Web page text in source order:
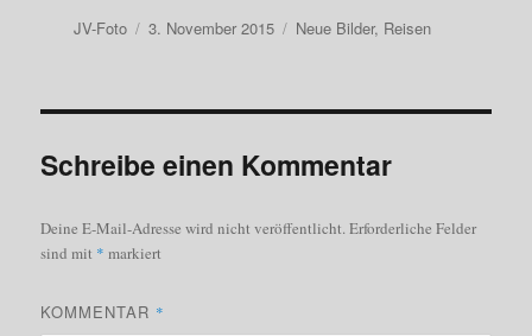
Autor
JV-Foto
Veröffentlicht
3. November 2015 Kategorien
Neue Bilder, Reisen
Schreibe einen Kommentar
Deine E-Mail-Adresse wird nicht veröffentlicht. Erforderliche Felder
sind mit * markiert
KOMMENTAR *